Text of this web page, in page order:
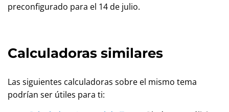
preconfigurado para el 14 de julio.
Calculadoras similares
Las siguientes calculadoras sobre el mismo tema
podrían ser útiles para ti: